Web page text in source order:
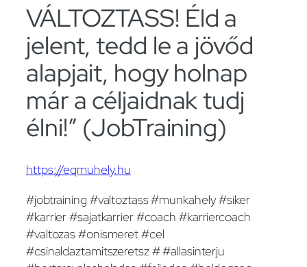
VÁLTOZTASS! Éld a
jelent, tedd le a jövőd
alapjait, hogy holnap
már a céljaidnak tudj
élni!” (JobTraining)
https://eqmuhely.hu
#jobtraining #valtoztass #munkahely #siker
#karrier #sajatkarrier #coach #karriercoach
#valtozas #onismeret #cel
#csinaldaztamitszeretsz # #allasinterju